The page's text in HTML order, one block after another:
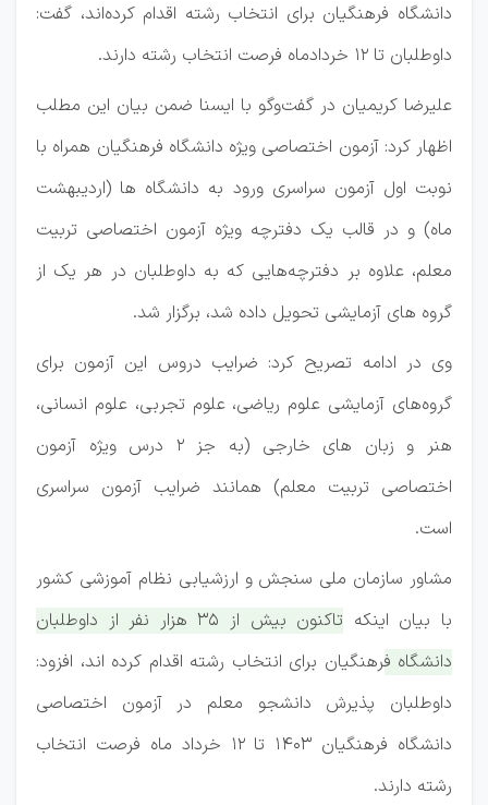
دانشگاه فرهنگیان برای انتخاب رشته اقدام کرده‌اند، گفت:
داوطلبان تا ۱۲ خردادماه فرصت انتخاب رشته دارند.
علیرضا کریمیان در گفت‌وگو با ایسنا ضمن بیان این مطلب
اظهار کرد: آزمون اختصاصی ویژه دانشگاه فرهنگیان همراه با
نوبت اول آزمون سراسری ورود به دانشگاه ها (اردیبهشت
ماه) و در قالب یک دفترچه ویژه آزمون اختصاصی تربیت
معلم، علاوه بر دفترچه‌هایی که به داوطلبان در هر یک از
گروه های آزمایشی تحویل داده شد، برگزار شد.
وی در ادامه تصریح کرد: ضرایب دروس این آزمون برای
گروه‌های آزمایشی علوم ریاضی، علوم تجربی، علوم انسانی،
هنر و زبان های خارجی (به جز ۲ درس ویژه آزمون
اختصاصی تربیت معلم) همانند ضرایب آزمون سراسری
است.
مشاور سازمان ملی سنجش و ارزشیابی نظام آموزشی کشور
با بیان اینکه
تاکنون بیش از ۳۵ هزار نفر از داوطلبان
دانشگاه فرهنگیان برای انتخاب رشته اقدام کرده اند، افزود:
داوطلبان پذیرش دانشجو معلم در آزمون اختصاصی
دانشگاه فرهنگیان ۱۴۰۳ تا ۱۲ خرداد ماه فرصت انتخاب
رشته دارند.